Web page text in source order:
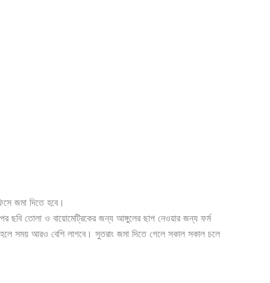
জমা দিতে হবে।
ছবি তোলা ও বায়োমেট্রিকের জন্য আঙ্গুলের ছাপ নেওয়ার জন্য ফর্ম
সময় আরও বেশি লাগবে। সুতরাং জমা দিতে গেলে সকাল সকাল চলে